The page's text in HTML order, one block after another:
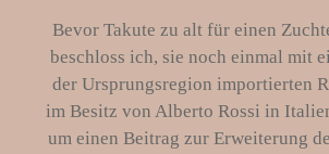
Bevor Takute zu alt für einen
beschloss ich, sie noch einmal mit
der Ursprungsregion importierten
im Besitz von Alberto Rossi in
um einen Beitrag zur Erweiterung